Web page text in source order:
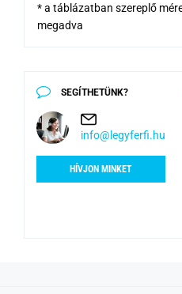
* a táblázatban szereplő
megadva
SEGÍTHETÜNK?
info@legyferfi.hu
HÍVJON MINKET